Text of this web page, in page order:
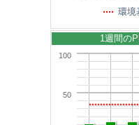
環境
50
100
1週間の